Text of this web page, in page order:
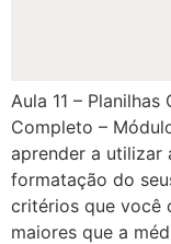
Aula 11 –
Completo –
aprender a utilizar
formatação do
critérios que você
maiores que a